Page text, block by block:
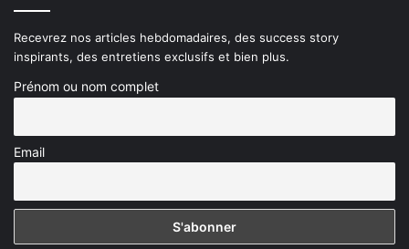
Recevrez nos articles hebdomadaires, des success story
inspirants, des entretiens exclusifs et bien plus.
Prénom ou nom complet
Email